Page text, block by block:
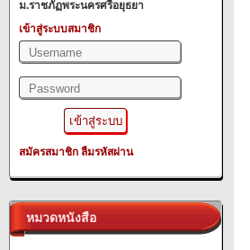
ม.ราชภัฏพระนครศรีอยุธยา
เข้าสู่ระบบสมาชิก
สมัครสมาชิก ลืมรหัสผ่าน
หมวดหนังสือ